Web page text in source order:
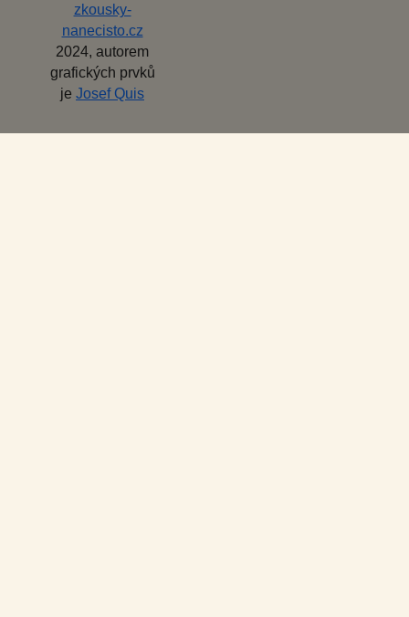
zkousky-
nanecisto.cz
2024, autorem
grafických prvků
je Josef Quis